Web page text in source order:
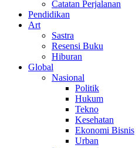
Catatan Perjalanan
Pendidikan
Art
Sastra
Resensi Buku
Hiburan
Global
Nasional
Politik
Hukum
Tekno
Kesehatan
Ekonomi Bisnis
Urban